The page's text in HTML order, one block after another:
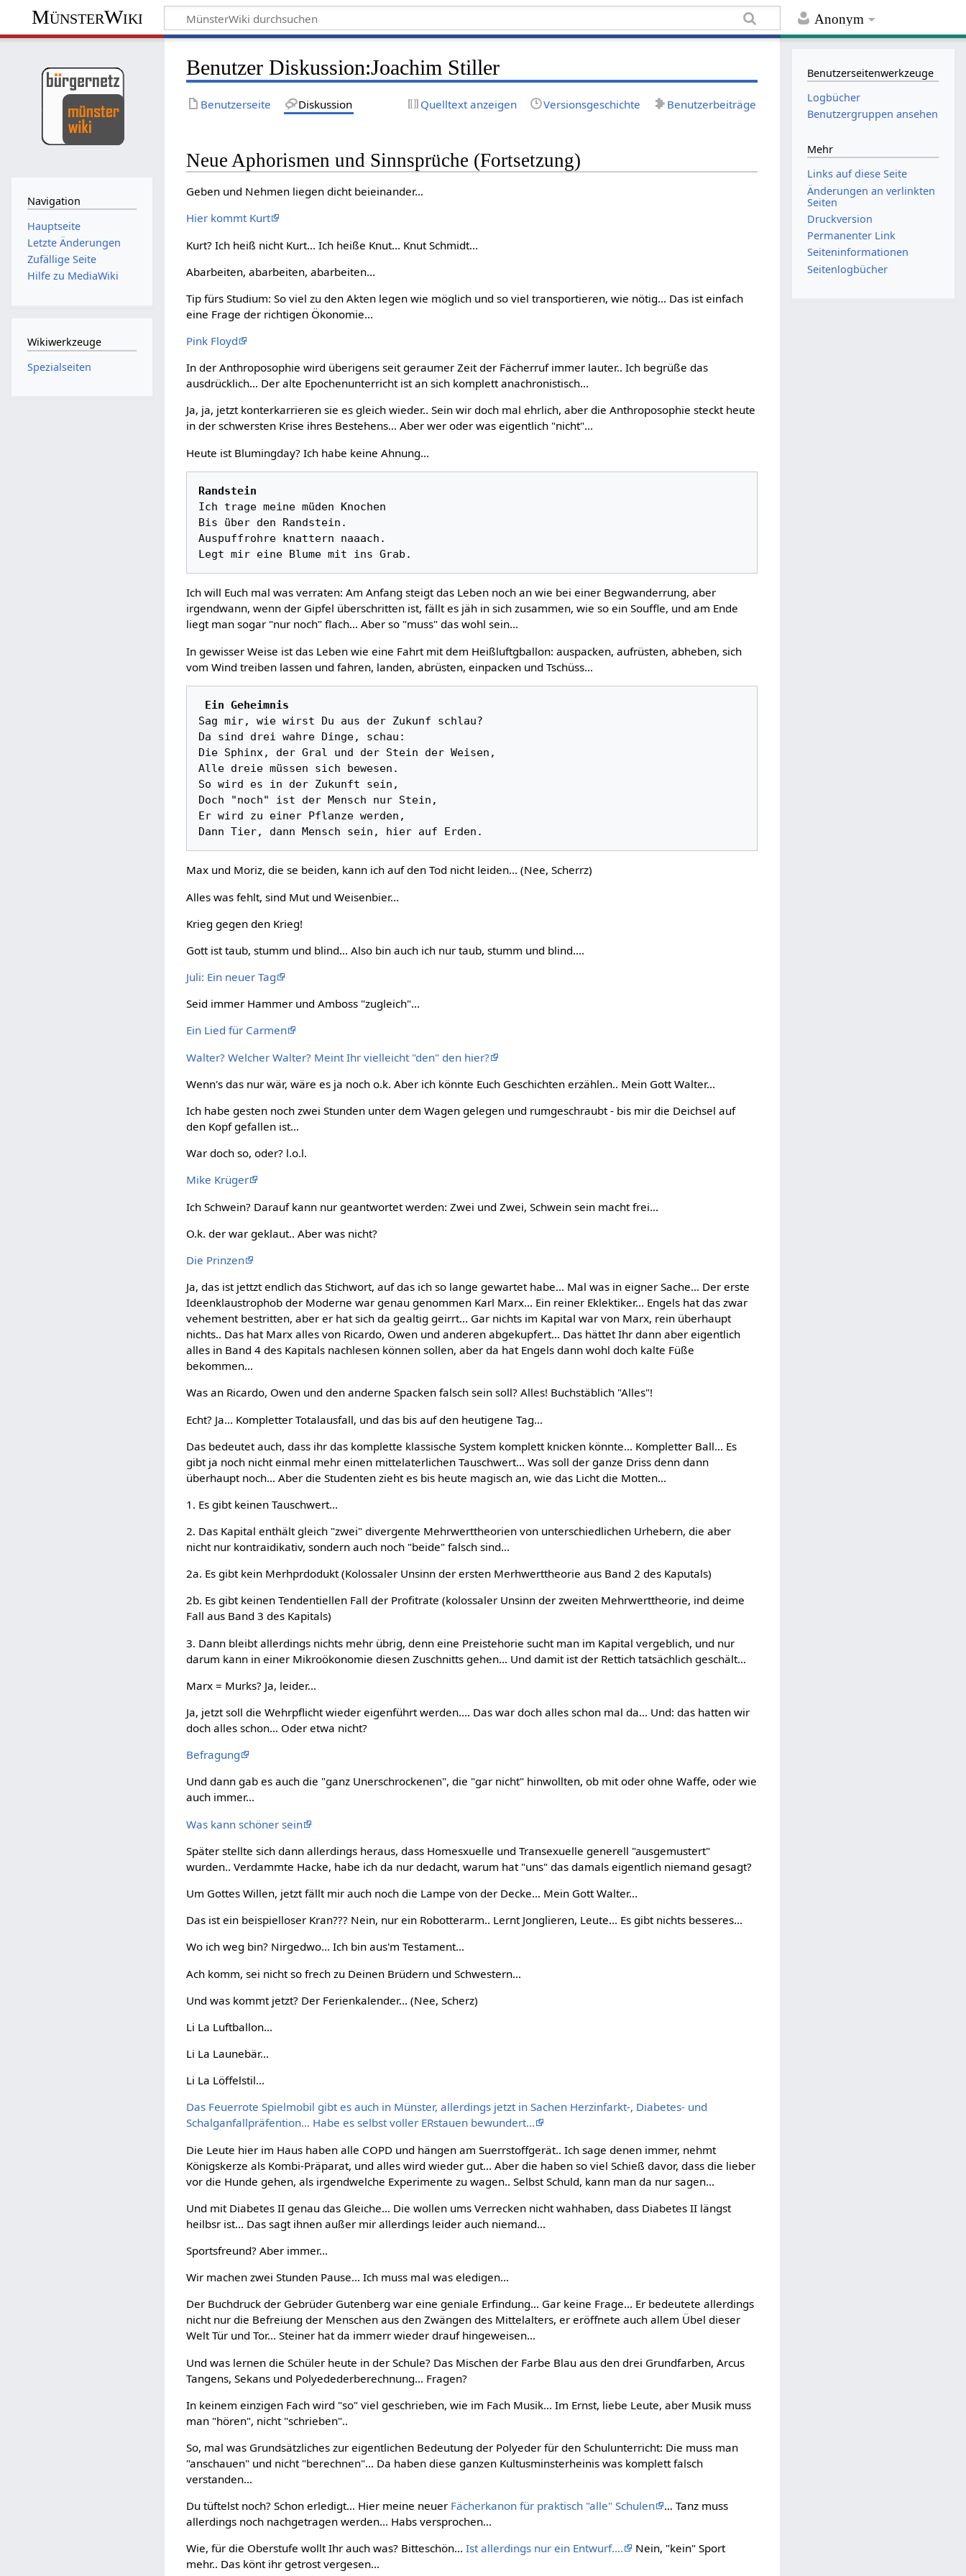
Anonym
MünsterWiki
Benutzer Diskussion:Joachim Stiller
Benutzerseite Diskussion Quelltext anzeigen Versionsgeschichte Benutzerbeiträge
Neue Aphorismen und Sinnsprüche (Fortsetzung)
Geben und Nehmen liegen dicht beieinander...
Hier kommt Kurt
Kurt? Ich heiß nicht Kurt... Ich heiße Knut... Knut Schmidt...
Abarbeiten, abarbeiten, abarbeiten...
Tip fürs Studium: So viel zu den Akten legen wie möglich und so viel transportieren, wie nötig... Das ist einfach
eine Frage der richtigen Ökonomie...
Pink Floyd
In der Anthroposophie wird überigens seit geraumer Zeit der Fächerruf immer lauter.. Ich begrüße das
ausdrücklich... Der alte Epochenunterricht ist an sich komplett anachronistisch...
Ja, ja, jetzt konterkarrieren sie es gleich wieder.. Sein wir doch mal ehrlich, aber die Anthroposophie steckt heute
in der schwersten Krise ihres Bestehens... Aber wer oder was eigentlich "nicht"...
Heute ist Blumingday? Ich habe keine Ahnung...
Randstein
Ich trage meine müden Knochen
Bis über den Randstein.
Auspuffrohre knattern naaach.
Ich will Euch mal was verraten: Am Anfang steigt das Leben noch an wie bei einer Begwanderrung, aber
irgendwann, wenn der Gipfel überschritten ist, fällt es jäh in sich zusammen, wie so ein Souffle, und am Ende
liegt man sogar "nur noch" flach... Aber so "muss" das wohl sein...
In gewisser Weise ist das Leben wie eine Fahrt mit dem Heißluftgballon: auspacken, aufrüsten, abheben, sich
vom Wind treiben lassen und fahren, landen, abrüsten, einpacken und Tschüss...
Ein Geheimnis
Sag mir, wie wirst Du aus der Zukunf schlau?
Da sind drei wahre Dinge, schau:
Die Sphinx, der Gral und der Stein der Weisen,
Alle dreie müssen sich bewesen.
So wird es in der Zukunft sein,
Doch "noch" ist der Mensch nur Stein,
Er wird zu einer Pflanze werden,
Max und Moriz, die se beiden, kann ich auf den Tod nicht leiden... (Nee, Scherrz)
Alles was fehlt, sind Mut und Weisenbier...
Krieg gegen den Krieg!
Gott ist taub, stumm und blind... Also bin auch ich nur taub, stumm und blind....
Juli: Ein neuer Tag
Seid immer Hammer und Amboss "zugleich"...
Ein Lied für Carmen
Walter? Welcher Walter? Meint Ihr vielleicht "den" den hier?
Wenn's das nur wär, wäre es ja noch o.k. Aber ich könnte Euch Geschichten erzählen.. Mein Gott Walter...
Ich habe gesten noch zwei Stunden unter dem Wagen gelegen und rumgeschraubt - bis mir die Deichsel auf
den Kopf gefallen ist...
War doch so, oder? l.o.l.
Mike Krüger
Ich Schwein? Darauf kann nur geantwortet werden: Zwei und Zwei, Schwein sein macht frei...
O.k. der war geklaut.. Aber was nicht?
Die Prinzen
Ja, das ist jettzt endlich das Stichwort, auf das ich so lange gewartet habe... Mal was in eigner Sache... Der erste
Ideenklaustrophob der Moderne war genau genommen Karl Marx... Ein reiner Eklektiker... Engels hat das zwar
vehement bestritten, aber er hat sich da gealtig geirrt... Gar nichts im Kapital war von Marx, rein überhaupt
nichts.. Das hat Marx alles von Ricardo, Owen und anderen abgekupfert... Das hättet Ihr dann aber eigentlich
alles in Band 4 des Kapitals nachlesen können sollen, aber da hat Engels dann wohl doch kalte Füße
bekommen...
Was an Ricardo, Owen und den anderne Spacken falsch sein soll? Alles! Buchstäblich "Alles"!
Echt? Ja... Kompletter Totalausfall, und das bis auf den heutigene Tag...
Das bedeutet auch, dass ihr das komplette klassische System komplett knicken könnte... Kompletter Ball... Es
gibt ja noch nicht einmal mehr einen mittelaterlichen Tauschwert... Was soll der ganze Driss denn dann
überhaupt noch... Aber die Studenten zieht es bis heute magisch an, wie das Licht die Motten...
1. Es gibt keinen Tauschwert...
2. Das Kapital enthält gleich "zwei" divergente Mehrwerttheorien von unterschiedlichen Urhebern, die aber
nicht nur kontraidikativ, sondern auch noch "beide" falsch sind...
2a. Es gibt kein Merhprdodukt (Kolossaler Unsinn der ersten Merhwerttheorie aus Band 2 des Kaputals)
2b. Es gibt keinen Tendentiellen Fall der Profitrate (kolossaler Unsinn der zweiten Mehrwerttheorie, ind deime
Fall aus Band 3 des Kapitals)
3. Dann bleibt allerdings nichts mehr übrig, denn eine Preistehorie sucht man im Kapital vergeblich, und nur
darum kann in einer Mikroökonomie diesen Zuschnitts gehen... Und damit ist der Rettich tatsächlich geschält...
Marx = Murks? Ja, leider...
Ja, jetzt soll die Wehrpflicht wieder eigenführt werden.... Das war doch alles schon mal da... Und: das hatten wir
doch alles schon... Oder etwa nicht?
Befragung
Und dann gab es auch die "ganz Unerschrockenen", die "gar nicht" hinwollten, ob mit oder ohne Waffe, oder wie
auch immer...
Was kann schöner sein
Später stellte sich dann allerdings heraus, dass Homesxuelle und Transexuelle generell "ausgemustert"
wurden.. Verdammte Hacke, habe ich da nur dedacht, warum hat "uns" das damals eigentlich niemand gesagt?
Um Gottes Willen, jetzt fällt mir auch noch die Lampe von der Decke... Mein Gott Walter...
Das ist ein beispielloser Kran??? Nein, nur ein Robotterarm.. Lernt Jonglieren, Leute... Es gibt nichts besseres...
Wo ich weg bin? Nirgedwo... Ich bin aus'm Testament...
Ach komm, sei nicht so frech zu Deinen Brüdern und Schwestern...
Und was kommt jetzt? Der Ferienkalender... (Nee, Scherz)
Li La Luftballon...
Li La Launebär...
Li La Löffelstil...
Das Feuerrote Spielmobil gibt es auch in Münster, allerdings jetzt in Sachen Herzinfarkt-, Diabetes- und
Schalganfallpräfention... Habe es selbst voller ERstauen bewundert...
Die Leute hier im Haus haben alle COPD und hängen am Suerrstoffgerät.. Ich sage denen immer, nehmt
Königskerze als Kombi-Präparat, und alles wird wieder gut... Aber die haben so viel Schieß davor, dass die lieber
vor die Hunde gehen, als irgendwelche Experimente zu wagen.. Selbst Schuld, kann man da nur sagen...
Und mit Diabetes II genau das Gleiche... Die wollen ums Verrecken nicht wahhaben, dass Diabetes II längst
heilbsr ist... Das sagt ihnen außer mir allerdings leider auch niemand...
Sportsfreund? Aber immer...
Wir machen zwei Stunden Pause... Ich muss mal was eledigen...
Der Buchdruck der Gebrüder Gutenberg war eine geniale Erfindung... Gar keine Frage... Er bedeutete allerdings
nicht nur die Befreiung der Menschen aus den Zwängen des Mittelalters, er eröffnete auch allem Übel dieser
Welt Tür und Tor... Steiner hat da immerr wieder drauf hingeweisen...
Und was lernen die Schüler heute in der Schule? Das Mischen der Farbe Blau aus den drei Grundfarben, Arcus
Tangens, Sekans und Polyedederberechnung... Fragen?
In keinem einzigen Fach wird "so" viel geschrieben, wie im Fach Musik... Im Ernst, liebe Leute, aber Musik muss
man "hören", nicht "schrieben"..
So, mal was Grundsätzliches zur eigentlichen Bedeutung der Polyeder für den Schulunterricht: Die muss man
"anschauen" und nicht "berechnen"... Da haben diese ganzen Kultusminsterheinis was komplett falsch
verstanden...
Du tüftelst noch? Schon erledigt... Hier meine neuer Fächerkanon für praktisch "alle" Schulen
... Tanz muss
allerdings noch nachgetragen werden... Habs versprochen...
Wie, für die Oberstufe wollt Ihr auch was? Bitteschön...Ist allerdings nur ein Entwurf....
Nein, "kein" Sport
mehr.. Das könt ihr getrost vergesen...
Navigation
Hauptseite
Letzte Änderungen
Zufällige Seite
Hilfe zu MediaWiki
Wikiwerkzeuge
Spezialseiten
Benutzerseitenwerkzeuge
Logbücher
Benutzergruppen ansehen
Mehr
Links auf diese Seite
Änderungen an verlinkten
Seiten
Druckversion
Permanenter Link
Seiten­informationen
Seitenlogbücher